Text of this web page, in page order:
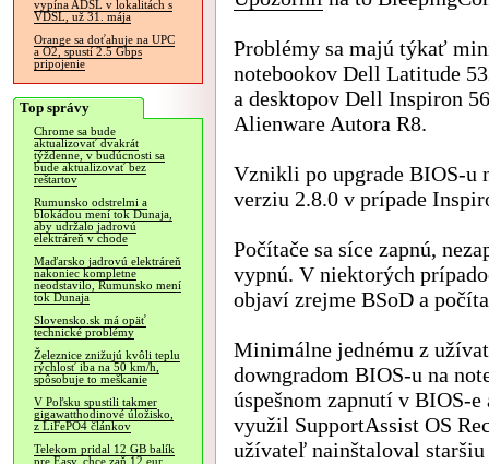
vypína ADSL v lokalitách s
VDSL, už 31. mája
Orange sa doťahuje na UPC
a O2, spustí 2.5 Gbps
pripojenie
Top správy
Chrome sa bude
aktualizovať dvakrát
týždenne, v budúcnosti sa
bude aktualizovať bez
reštartov
Rumunsko odstrelmi a
blokádou mení tok Dunaja,
aby udržalo jadrovú
elektráreň v chode
Maďarsko jadrovú elektráreň
nakoniec kompletne
neodstavilo, Rumunsko mení
tok Dunaja
Slovensko.sk má opäť
technické problémy
Železnice znižujú kvôli teplu
rýchlosť iba na 50 km/h,
spôsobuje to meškanie
V Poľsku spustili takmer
gigawatthodinové úložisko,
z LiFePO4 článkov
Telekom pridal 12 GB balík
pre Easy, chce zaň 12 eur
Problémy sa majú týkať
notebookov Dell Latitude
a desktopov Dell Inspiron
Alienware Autora R8.
Vznikli po upgrade BIOS-u
verziu 2.8.0 v prípade
Počítače sa síce zapnú,
vypnú. V niektorých
objaví zrejme BSoD a
Minimálne jednému z
downgradom BIOS-u na
úspešnom zapnutí v BIOS-
využil SupportAssist OS
užívateľ nainštaloval